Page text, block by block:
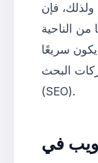
ولذلك، فإن
الناحية
سريعًا
البحث
(SEO).
في